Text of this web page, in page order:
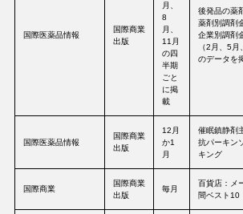
国際医薬品情報
国際商業
出版
月、
8
月、
11月
の四
半期
ごと
に掲
載
後発品の薬
薬剤別調剤
企業別調剤
（2月、5
のデータを
国際医薬品情報
国際商業
出版
12月
か1
月
催眠鎮静剤
抗パーキン
キング
国際商業
国際商業
出版
毎月
百貨店：メ
間ベスト10